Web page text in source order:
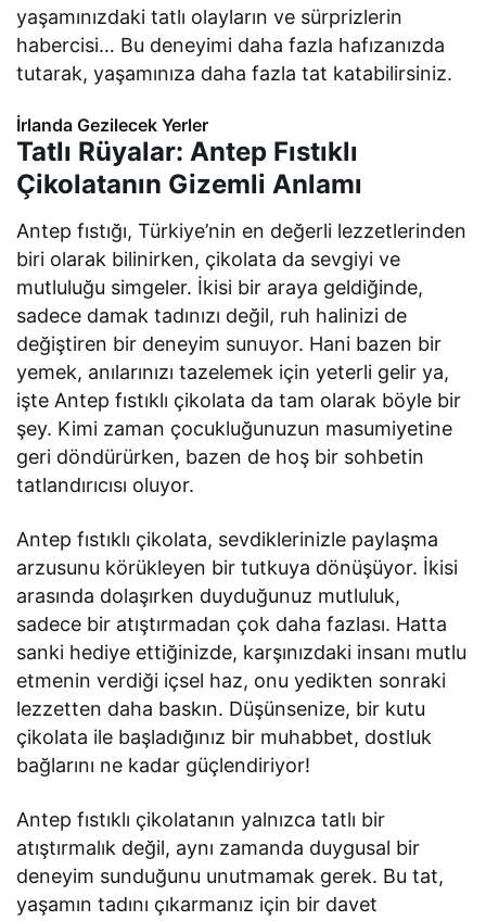
yaşamınızdaki tatlı olayların ve sürprizlerin
habercisi… Bu deneyimi daha fazla hafızanızda
tutarak, yaşamınıza daha fazla tat katabilirsiniz.
İrlanda Gezilecek Yerler
Tatlı Rüyalar: Antep Fıstıklı
Çikolatanın Gizemli Anlamı
Antep fıstığı, Türkiye’nin en değerli lezzetlerinden
biri olarak bilinirken, çikolata da sevgiyi ve
mutluluğu simgeler. İkisi bir araya geldiğinde,
sadece damak tadınızı değil, ruh halinizi de
değiştiren bir deneyim sunuyor. Hani bazen bir
yemek, anılarınızı tazelemek için yeterli gelir ya,
işte Antep fıstıklı çikolata da tam olarak böyle bir
şey. Kimi zaman çocukluğunuzun masumiyetine
geri döndürürken, bazen de hoş bir sohbetin
tatlandırıcısı oluyor.
Antep fıstıklı çikolata, sevdiklerinizle paylaşma
arzusunu körükleyen bir tutkuya dönüşüyor. İkisi
arasında dolaşırken duyduğunuz mutluluk,
sadece bir atıştırmadan çok daha fazlası. Hatta
sanki hediye ettiğinizde, karşınızdaki insanı mutlu
etmenin verdiği içsel haz, onu yedikten sonraki
lezzetten daha baskın. Düşünsenize, bir kutu
çikolata ile başladığınız bir muhabbet, dostluk
bağlarını ne kadar güçlendiriyor!
Antep fıstıklı çikolatanın yalnızca tatlı bir
atıştırmalık değil, aynı zamanda duygusal bir
deneyim sunduğunu unutmamak gerek. Bu tat,
yaşamın tadını çıkarmanız için bir davet